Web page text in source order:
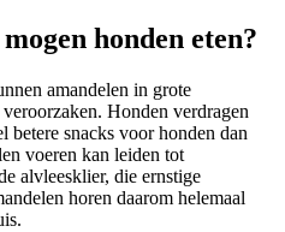
honden eten?
amandelen in grote
Honden verdragen
betere snacks voor honden dan
voeren kan leiden tot
alvleesklier, die ernstige
horen daarom helemaal